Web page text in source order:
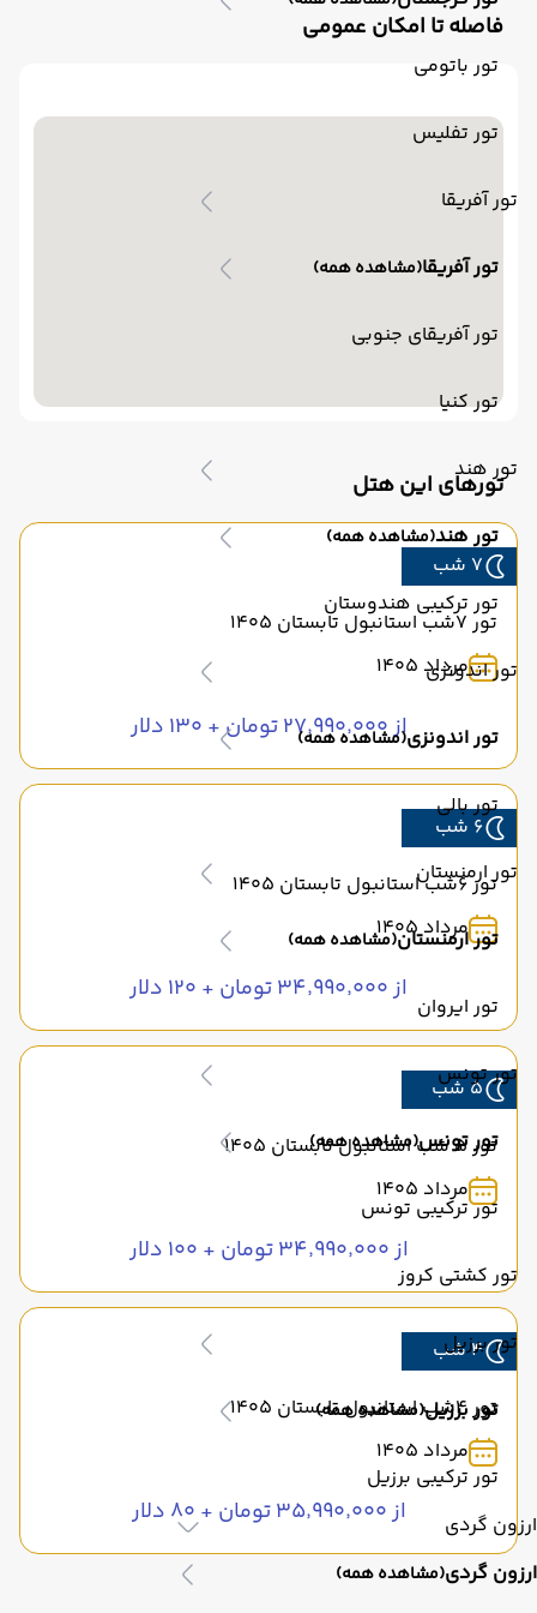
تور باتومی
تور تفلیس
تور آفریقا
تور آفریقا(مشاهده همه)
تور آفریقای جنوبی
تور کنیا
تور هند
تور هند(مشاهده همه)
تور ترکیبی هندوستان
تور اندونزی
تور اندونزی(مشاهده همه)
تور بالی
تور ارمنستان
تور ارمنستان(مشاهده همه)
تور ایروان
تور تونس
تور تونس(مشاهده همه)
تور ترکیبی تونس
تور کشتی کروز
تور برزیل
تور برزیل(مشاهده همه)
تور ترکیبی برزیل
ارزون گردی
ارزون گردی(مشاهده همه)
فاصله تا امکان عمومی
تورهای این هتل
7 شب
تور 7شب استانبول تابستان 1405
مرداد 1405
از ۲۷٬۹۹۰٬۰۰۰ تومان + ۱۳۰ دلار
6 شب
تور 6شب استانبول تابستان 1405
مرداد 1405
از ۳۴٬۹۹۰٬۰۰۰ تومان + ۱۲۰ دلار
5 شب
تور 5 شب استانبول تابستان 1405
مرداد 1405
از ۳۴٬۹۹۰٬۰۰۰ تومان + ۱۰۰ دلار
4 شب
تور 4شب استانبول تابستان 1405
مرداد 1405
از ۳۵٬۹۹۰٬۰۰۰ تومان + ۸۰ دلار